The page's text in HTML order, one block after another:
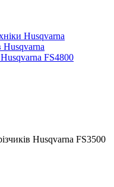
Husqvarna
Husqvarna
FS4800
Husqvarna FS3500